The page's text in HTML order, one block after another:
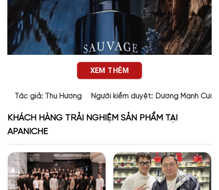
Thiết kế của Sauvage Eau Forte Dior
Sauvage Eau Forte gây ấn tượng mạnh mẽ với thiết kế thanh
XEM THÊM
Tác giả: Thu Hương Người kiểm duyệt: Dương Mạnh
KHÁCH HÀNG TRẢI NGHIỆM SẢN PHẨM TẠI
APANICHE